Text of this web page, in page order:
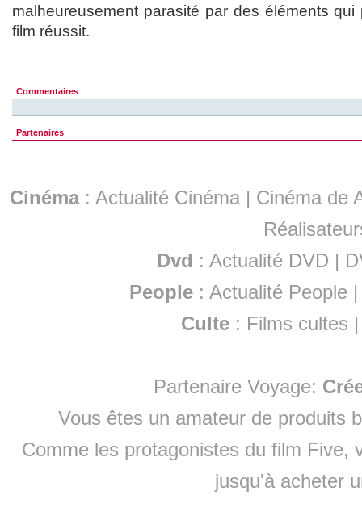
malheureusement parasité par des éléments
film réussit.
Commentaires
Partenaires
Cinéma: Actualité Cinéma | Cinéma de
Dvd : Actualité DVD |
People :Actualité People
Culte : Films cultes
Partenaire Voyage:
Vous êtes un amateur de produits
Comme les protagonistes du film Five,
jusqu'à acheter